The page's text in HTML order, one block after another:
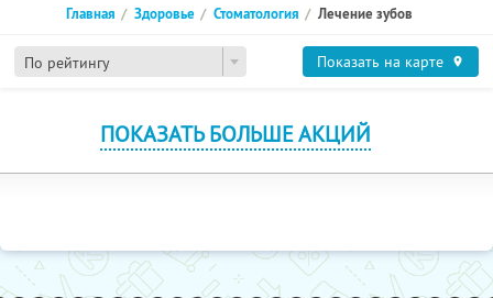
По рейтингу
Главная Здоровье Стоматология Лечение зубов
Показать на карте
ПОКАЗАТЬ БОЛЬШЕ АКЦИЙ